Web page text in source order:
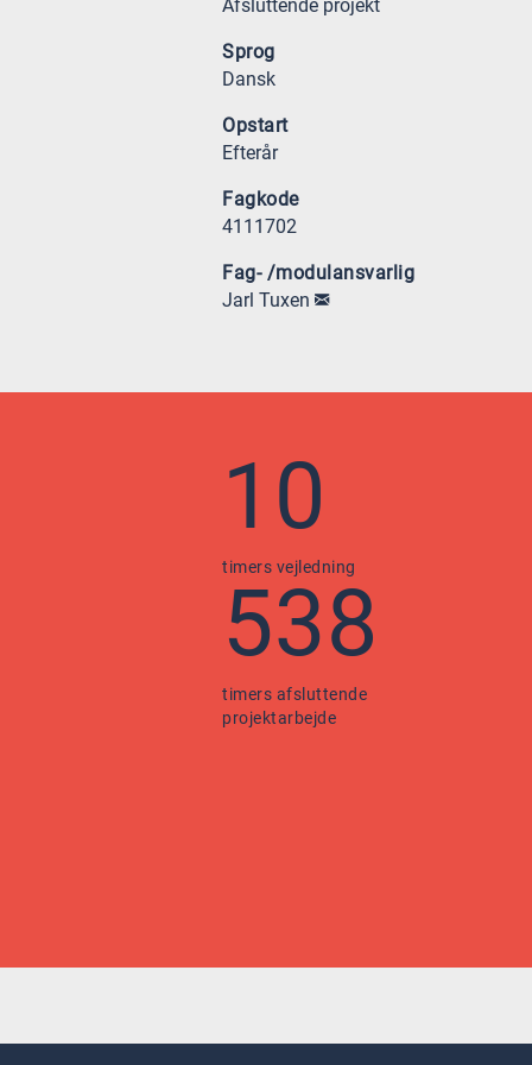
Afsluttende projekt
Sprog
Dansk
Opstart
Efterår
Fagkode
4111702
Fag- /modulansvarlig
Jarl Tuxen
10
timers vejledning
538
timers afsluttende
projektarbejde